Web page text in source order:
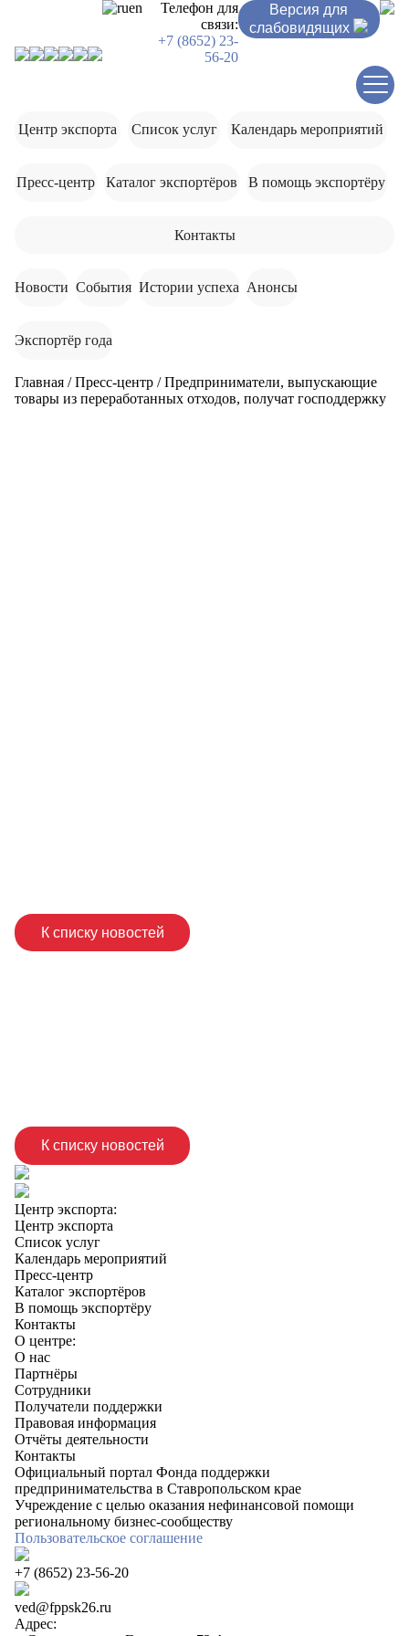
ruen
Телефон для
связи:
+7 (8652) 23-
56-20
Версия для
слабовидящих
Центр экспорта Список услуг Календарь мероприятий
Пресс-центр Каталог экспортёров В помощь экспортёру
Контакты
Новости События Истории успеха Анонсы
Экспортёр года
Главная /Пресс-центр /Предприниматели, выпускающие
товары из переработанных отходов, получат господдержку
К списку новостей
К списку новостей
Центр экспорта:
Центр экспорта
Список услуг
Календарь мероприятий
Пресс-центр
Каталог экспортёров
В помощь экспортёру
Контакты
О центре:
О нас
Партнёры
Сотрудники
Получатели поддержки
Правовая информация
Отчёты деятельности
Контакты
Официальный портал Фонда поддержки
предпринимательства в Ставропольском крае
Учреждение с целью оказания нефинансовой помощи
региональному бизнес-сообществу
Пользовательское соглашение
+7 (8652) 23-56-20
ved@fppsk26.ru
Адрес: